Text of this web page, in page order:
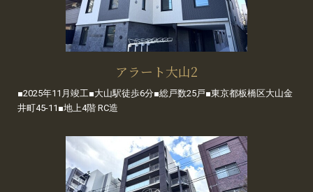
アラート大山2
■2025年11月竣工■大山駅徒歩6分■総戸数25戸■東京都板橋区大山金
井町45-11■地上4階 RC造